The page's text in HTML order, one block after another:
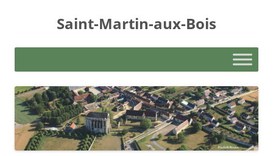
Saint-Martin-aux-Bois